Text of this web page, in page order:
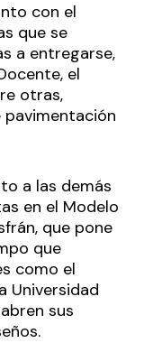
con el
que se
a entregarse,
el
otras,
pavimentación
a las demás
en el Modelo
que pone
que
como el
Universidad
sus